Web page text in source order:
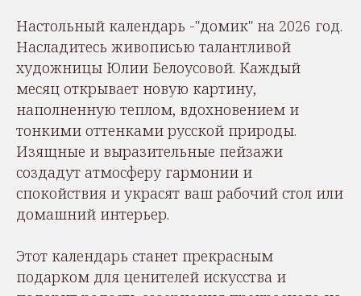
Настольный календарь -"домик" на 2026 год.
Насладитесь живописью талантливой
художницы Юлии Белоусовой. Каждый
месяц открывает новую картину,
наполненную теплом, вдохновением и
тонкими оттенками русской природы.
Изящные и выразительные пейзажи
создадут атмосферу гармонии и
спокойствия и украсят ваш рабочий стол или
домашний интерьер.
Этот календарь станет прекрасным
подарком для ценителей искусства и